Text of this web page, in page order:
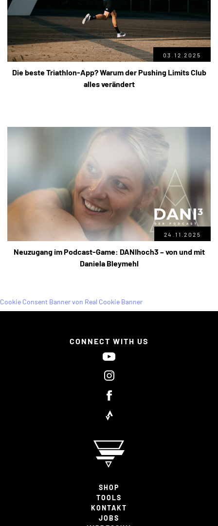
03.12.2025
Die beste Triathlon-App? Warum der Pushing Limits Club
alles verändert
24.11.2025
Neuzugang im Podcast-Game: DANIhoch3 – von und mit
Daniela Bleymehl
CONNECT WITH US
SHOP
TOOLS
KONTAKT
JOBS
Cookie Consent Banner von Real Cookie Banner